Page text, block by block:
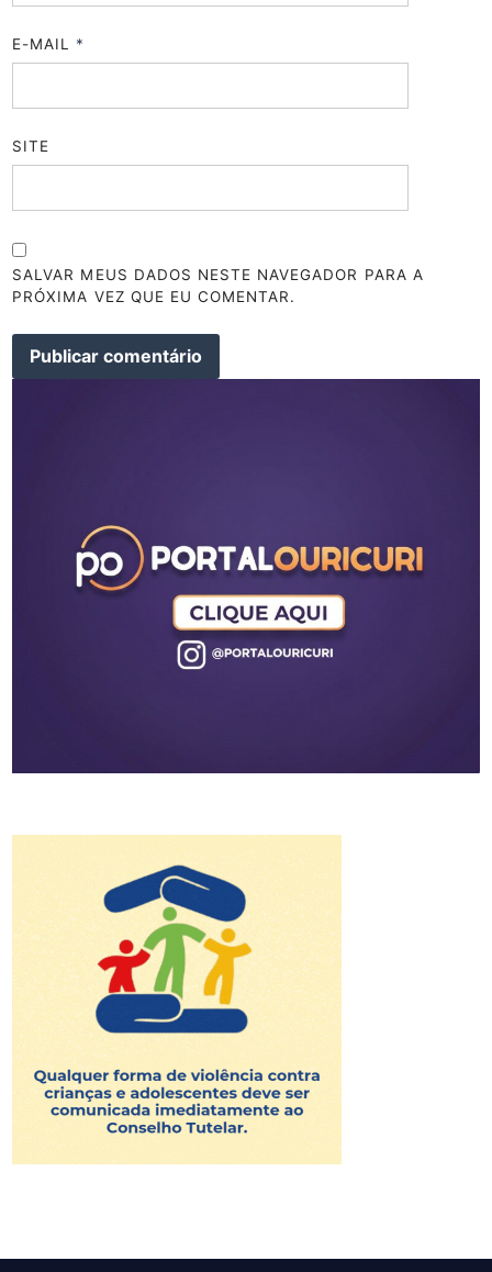
E-MAIL *
SITE
SALVAR MEUS DADOS NESTE NAVEGADOR PARA A
PRÓXIMA VEZ QUE EU COMENTAR.